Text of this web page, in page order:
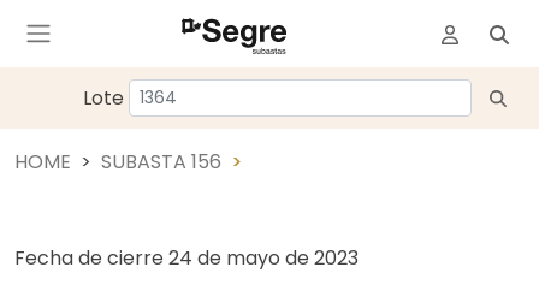
Lote
HOME SUBASTA 156
Fecha de cierre 24 de mayo de 2023